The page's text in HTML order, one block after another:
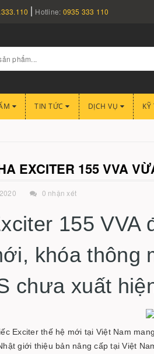
Hotline: 0935 333 110
TIN TỨC DỊCH VỤ KỸ
EXCITER 155 VVA
0 nhận xét
155
khóa thông
chưa xuất
Exciter thế hệ mới tại Việt Nam
giới thiệu bản nâng cấp tại Việt